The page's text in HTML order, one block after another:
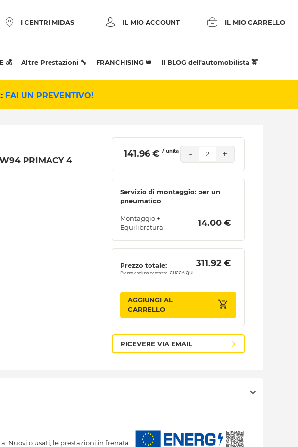
I CENTRI MIDAS IL MIO ACCOUNT IL MIO CARRELLO
💰 Altre Prestazioni 🔧 FRANCHISING 👑 Il BLOG dell'automobilista 🚖
FAI UN PREVENTIVO!
PRIMACY 4
141.96 € / unità - 2 +
Servizio di montaggio: per un
pneumatico
Montaggio +
Equilibratura
14.00 €
Prezzo totale: 311.92 €
Prezzo esclusa ecotassa.CLICCA QUI
AGGIUNGI AL
CARRELLO
RICEVERE VIA EMAIL
Nuovi o usati, le prestazioni in frenata